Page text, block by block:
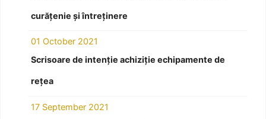
curățenie și întreținere
01 October 2021
Scrisoare de intenție achiziție echipamente de
rețea
17 September 2021